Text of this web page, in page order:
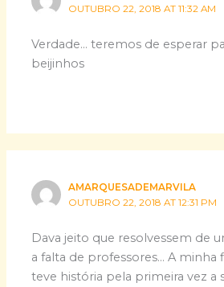
OUTUBRO 22, 2018 AT 11:32 AM
Verdade… teremos de esperar
beijinhos
AMARQUESADEMARVILA
OUTUBRO 22, 2018 AT 12:31 PM
Dava jeito que resolvessem de
a falta de professores… A minha
teve história pela primeira vez a